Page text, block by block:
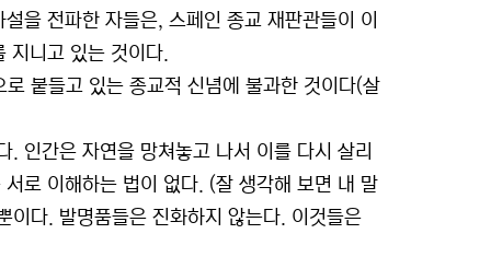
을 전파한 자들은, 스페인 종교 재판관들이 이
지니고 있는 것이다.
붙들고 있는 종교적 신념에 불과한 것이다(살
인간은 자연을 망쳐놓고 나서 이를 다시 살리
로 이해하는 법이 없다. (잘 생각해 보면 내 말
이다. 발명품들은 진화하지 않는다. 이것들은